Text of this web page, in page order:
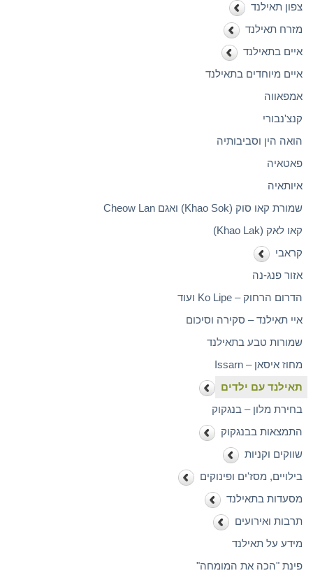
צפון תאילנד
מזרח תאילנד
איים בתאילנד
איים מיוחדים בתאילנד
אמפאווה
קנצ'נבורי
הואה הין וסביבותיה
פאטאיה
איותאיה
שמורת קאו סוק (Khao Sok) ואגם Cheow Lan
קאו לאק (Khao Lak)
קראבי
אזור פנג-נה
הדרום הרחוק – Ko Lipe ועוד
איי תאילנד – סקירה וסיכום
שמורות טבע בתאילנד
מחוז איסאן – Issarn
תאילנד עם ילדים
בחירת מלון – בנגקוק
התמצאות בבנגקוק
שווקים וקניות
בילויים, מסז'ים ופינוקים
מסעדות בתאילנד
תרבות ואירועים
מידע על תאילנד
פינת "הכה את המומחה"